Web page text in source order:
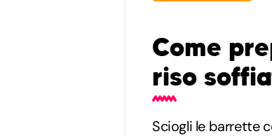
Come
riso
Sciogli le barrette